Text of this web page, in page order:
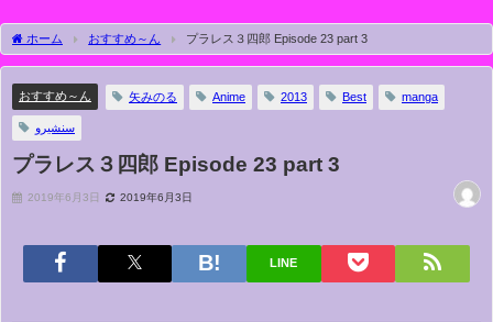
ホーム おすすめ～ん プラレス３四郎 Episode 23 part 3
おすすめ～ん 矢みのる Anime 2013 Best manga
سنشيرو
プラレス３四郎 Episode 23 part 3
2019年6月3日 2019年6月3日
LINE